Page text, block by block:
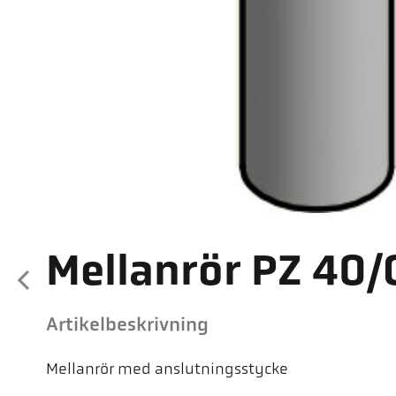
Mellanrör PZ 40/
Artikelbeskrivning
Mellanrör med anslutningsstycke